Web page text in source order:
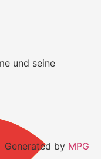
und seine
Generated by MPG